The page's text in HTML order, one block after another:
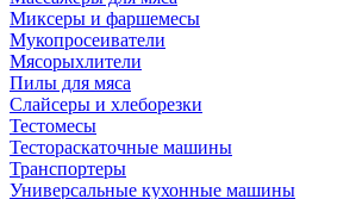
Миксеры и фаршемесы
Мукопросеиватели
Мясорыхлители
Пилы для мяса
Слайсеры и хлеборезки
Тестомесы
Тестораскаточные машины
Транспортеры
Универсальные кухонные машины